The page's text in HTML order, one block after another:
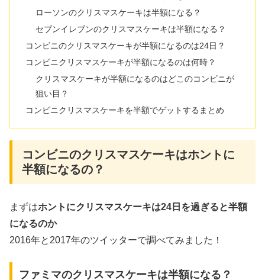
ローソンのクリスマスケーキは半額になる？
セブンイレブンのクリスマスケーキは半額になる？
コンビニのクリスマスケーキが半額になるのは24日？
コンビニクリスマスケーキが半額になるのは何時？
クリスマスケーキが半額になるのはどこのコンビニが
狙い目？
コンビニクリスマスケーキを半額でゲットするまとめ
コンビニのクリスマスケーキはホントに
半額になるの？
まずはホントにクリスマスケーキは24日を過ぎると半額
になるのか
2016年と2017年のツイッターで調べてみました！
ファミマのクリスマスケーキは半額になる？